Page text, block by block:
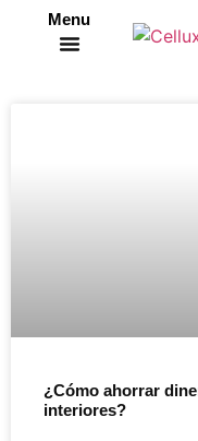
Menu
¿Cómo ahorrar
interiores?